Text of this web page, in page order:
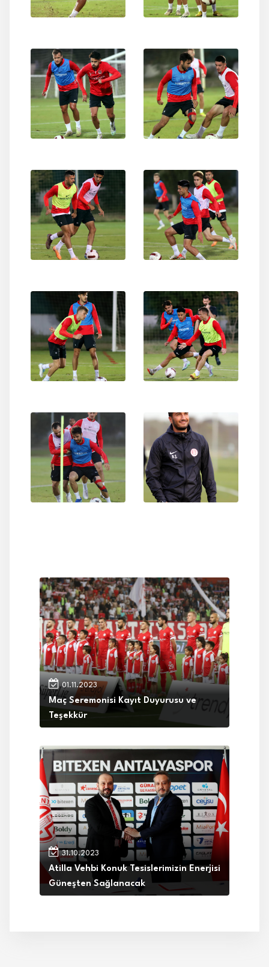
01.11.2023
Maç Seremonisi Kayıt Duyurusu ve
Teşekkür
31.10.2023
Atilla Vehbi Konuk Tesislerimizin Enerjisi
Güneşten Sağlanacak